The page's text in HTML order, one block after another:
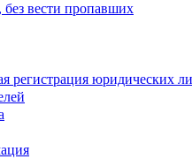
вести пропавших
регистрация юридических